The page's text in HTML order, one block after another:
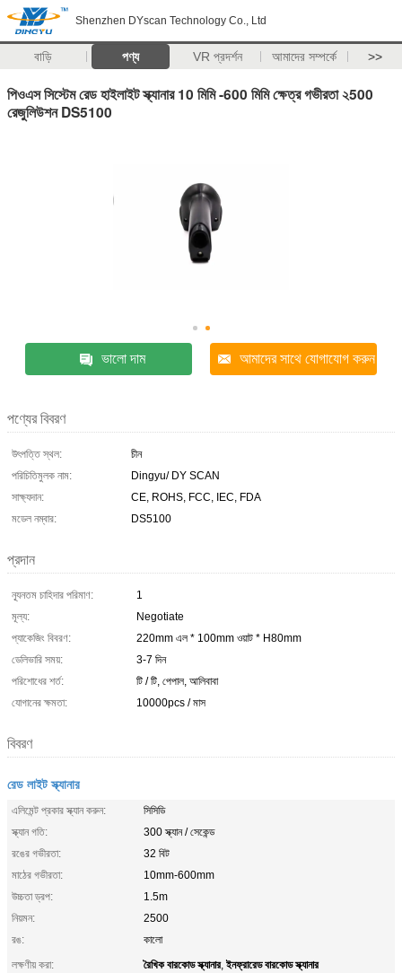
Shenzhen DYscan Technology Co., Ltd
বাড়ি পণ্য VR প্রদর্শন আমাদের সম্পর্কে >>
পিওএস সিস্টেম রেড হাইলাইট স্ক্যানার 10 মিমি -600 মিমি ক্ষেত্র গভীরতা ২500
রেজুলিউশন DS5100
ভালো দাম আমাদের সাথে যোগাযোগ করুন
পণ্যের বিবরণ
উৎপত্তি স্থল:
চীন
পরিচিতিমুলক নাম:
Dingyu/ DY SCAN
সাক্ষ্যদান:
CE, ROHS, FCC, IEC, FDA
মডেল নম্বার:
DS5100
প্রদান
ন্যূনতম চাহিদার পরিমাণ:
1
মূল্য:
Negotiate
প্যাকেজিং বিবরণ:
220mm এল * 100mm ওয়াট * H80mm
ডেলিভারি সময়:
3-7 দিন
পরিশোধের শর্ত:
টি / টি, পেপাল, আলিবাবা
যোগানের ক্ষমতা:
10000pcs / মাস
বিবরণ
রেড লাইট স্ক্যানার
এলিমেন্ট প্রকার স্ক্যান করুন:
সিসিডি
স্ক্যান গতি:
300 স্ক্যান / সেকেন্ড
রঙের গভীরতা:
32 বিট
মাঠের গভীরতা:
10mm-600mm
উচ্চতা ড্রপ:
1.5m
নিয়মন:
2500
রঙ:
কালো
লক্ষণীয় করা:
রৈখিক বারকোড স্ক্যানার, ইনফ্রারেড বারকোড স্ক্যানার